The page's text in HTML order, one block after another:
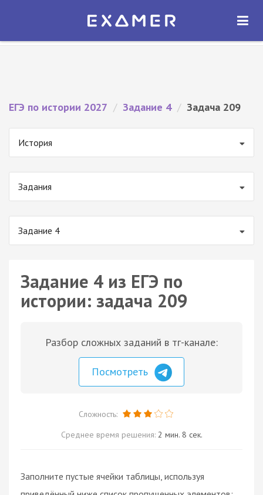
Экзамер — ЕГЭ 2027
ОТКРЫТЬ
ЕГЭ по истории 2027 / Задание 4 / Задача 209
История
Задания
Задание 4
Задание 4 из ЕГЭ по
истории: задача 209
Разбор сложных заданий в тг-канале:
Посмотреть
Сложность:
Среднее время решения: 2 мин. 8 сек.
Заполните пустые ячейки таблицы, используя